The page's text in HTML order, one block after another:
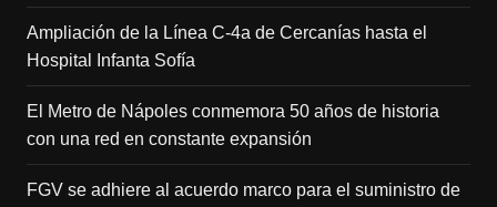
Ampliación de la Línea C-4a de Cercanías hasta el
Hospital Infanta Sofía
El Metro de Nápoles conmemora 50 años de historia
con una red en constante expansión
FGV se adhiere al acuerdo marco para el suministro de